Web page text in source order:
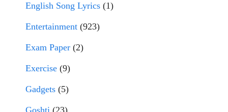
English Song Lyrics (1)
Entertainment (923)
Exam Paper (2)
Exercise (9)
Gadgets (5)